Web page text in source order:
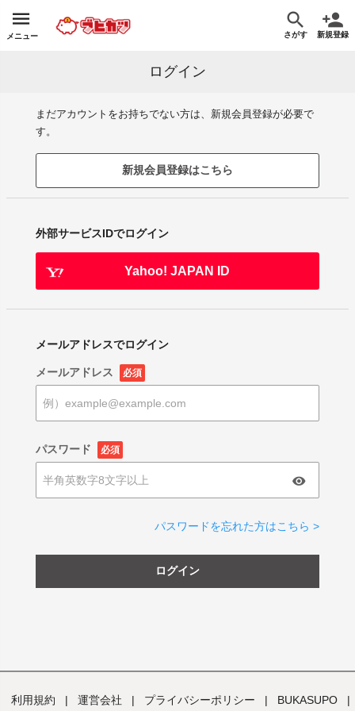
メニュー さがす 新規登録
ログイン
まだアカウントをお持ちでない方は、新規会員登録が必要で
す。
新規会員登録はこちら
外部サービスIDでログイン
Yahoo! JAPAN ID
メールアドレスでログイン
メールアドレス 必須
パスワード 必須
パスワードを忘れた方はこちら >
ログイン
利用規約 | 運営会社 | プライバシーポリシー | BUKASUPO |